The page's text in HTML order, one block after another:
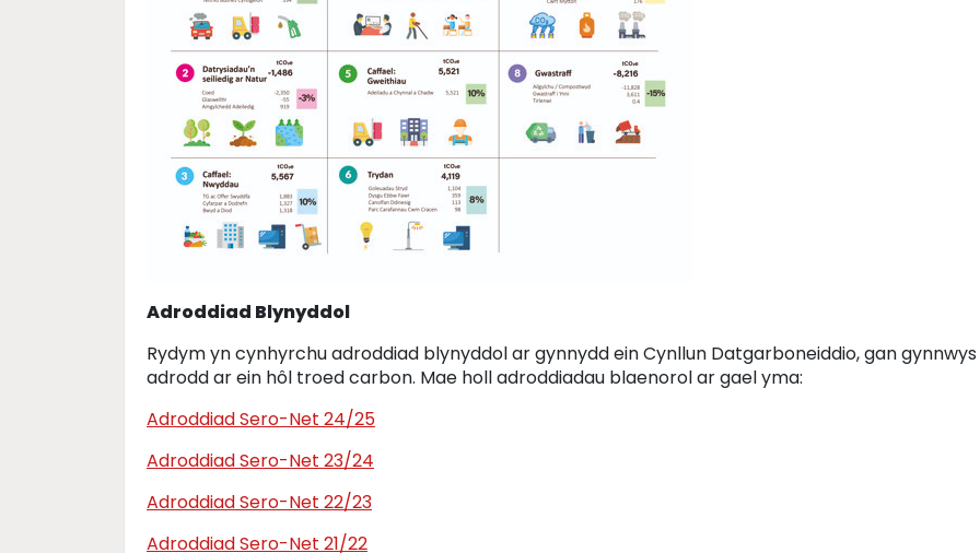
Adroddiad Blynyddol
Rydym yn cynhyrchu adroddiad blynyddol ar gynnydd ein Cynllun Datgarboneiddio, gan gynnwys
adrodd ar ein hôl troed carbon. Mae holl adroddiadau blaenorol ar gael yma:
Adroddiad Sero-Net 24/25
Adroddiad Sero-Net 23/24
Adroddiad Sero-Net 22/23
Adroddiad Sero-Net 21/22